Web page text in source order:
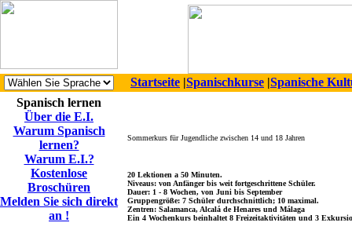
Startseite |Spanischkurse |Spanische
Spanisch lernen
Über die E.I.
Warum Spanisch
lernen?
Warum E.I.?
Kostenlose
Broschüren
Melden Sie sich direkt
an !
Sommerkurs für Jugendliche zwischen 14 und 18 Jahren
20 Lektionen a 50 Minuten.
Niveaus: von Anfänger bis weit fortgeschrittene Schüler.
Dauer: 1 - 8 Wochen, von Juni bis September
Gruppengröße: 7 Schüler durchschnittlich; 10 maximal.
Zentren: Salamanca, Alcalá de Henares und Málaga
Ein 4 Wochenkurs beinhaltet 8 Freizeitaktivitäten und 3